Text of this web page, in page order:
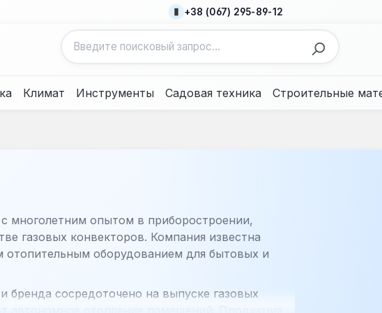
+38 (067) 295-89-12
Климат Инструменты Садовая техника Строительные
многолетним опытом в приборостроении,
газовых конвекторов. Компания известна
оборудованием для бытовых и
бренда сосредоточено на выпуске газовых